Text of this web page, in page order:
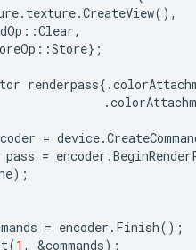
. texture.CreateView(),
::Clear,
::Store};
renderpass{.
.
= device.
pass = encoder .
);
= encoder . Finish();
(1 , &commands);